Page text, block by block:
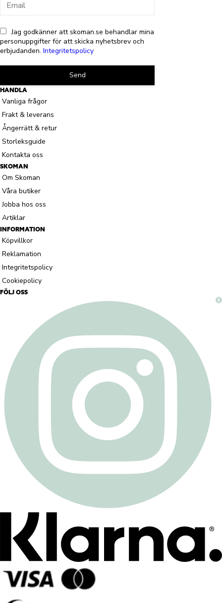
Jag godkänner att skoman.se behandlar mina
personuppgifter för att skicka nyhetsbrev och
erbjudanden. Integritetspolicy
Send
HANDLA
Vanliga frågor
Frakt & leverans
Ångerrätt & retur
Storleksguide
Kontakta oss
SKOMAN
Om Skoman
Våra butiker
Jobba hos oss
Artiklar
INFORMATION
Köpvillkor
Reklamation
Integritetspolicy
Cookiepolicy
FÖLJ OSS